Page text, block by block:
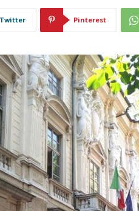
Twitter Pinterest